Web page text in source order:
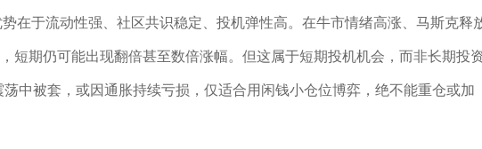
在于流动性强、社区共识稳定、投机弹性高。在牛市情绪高涨、马斯克释
短期仍可能出现翻倍甚至数倍涨幅。但这属于短期投机机会，而非长期投
中被套，或因通胀持续亏损，仅适合用闲钱小仓位博弈，绝不能重仓或加